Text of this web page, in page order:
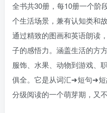
全书共30册，每10册一个阶
个生活场景，兼有认知类和
通过精致的图画和英语朗读
子的感悟力。涵盖生活的方
服饰、水果、动物到游戏、
俱全。它是从词汇➜短句➜
分级阅读的一个萌芽期，又